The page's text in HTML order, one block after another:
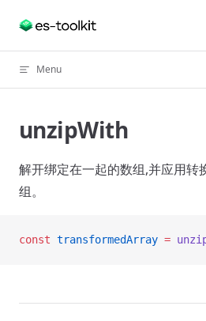
Skip to content
Menu
unzipWith
解开绑定在一起的数组,并应用转
组。
const transformedArray =